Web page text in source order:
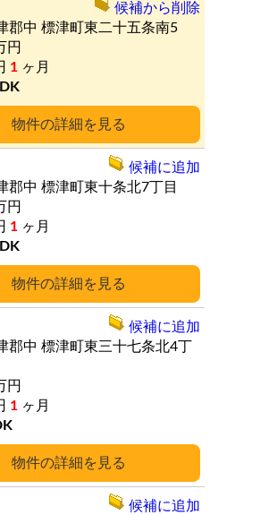
詳細
郡中 標津町東二十五条南5
円
1 ヶ月
候補から削除
詳細
郡中 標津町東十条北7丁目
円
1 ヶ月
候補に追加
詳細
郡中 標津町東三十七条北4丁
円
1 ヶ月
候補に追加
候補に追加